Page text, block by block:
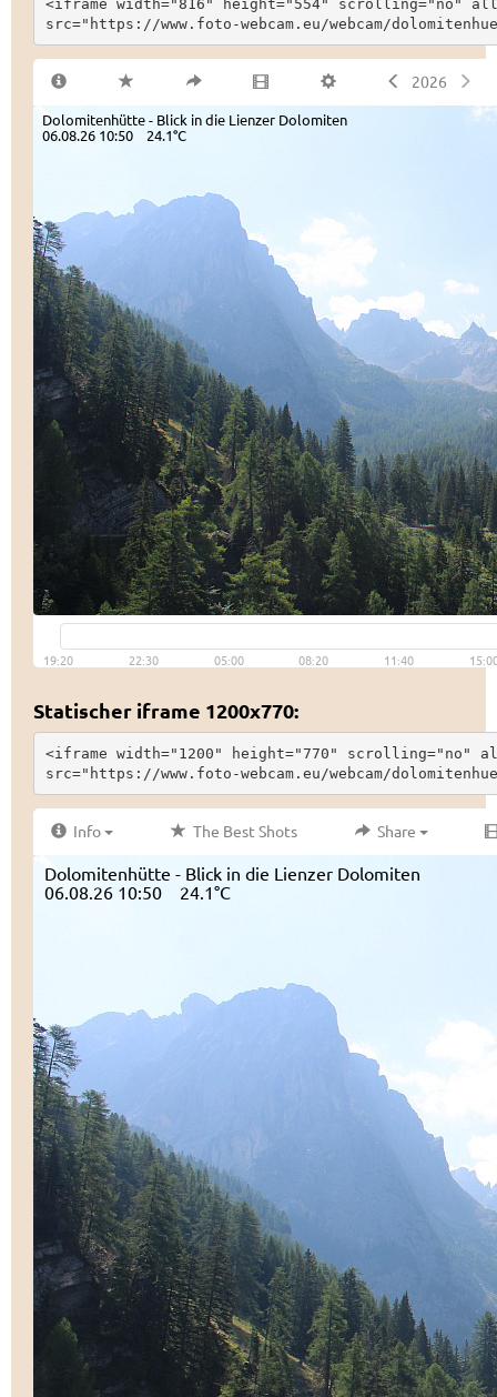
<iframe width="816" height="554" scrolling="no"
Statischer iframe 1200x770:
<iframe width="1200" height="770" scrolling="no"